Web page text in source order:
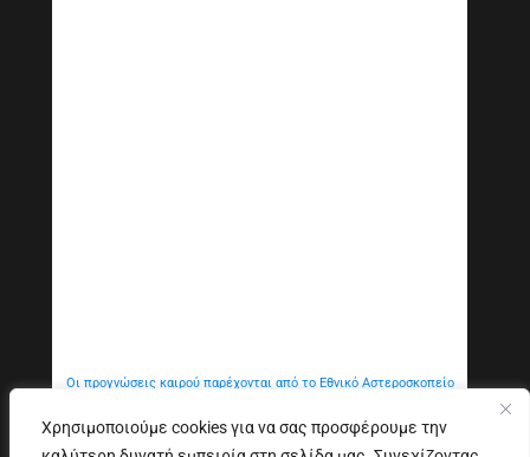
Χρησιμοποιούμε cookies για να σας προσφέρουμε την
Οι προγνώσεις καιρού παρέχονται από το Εθνικό Αστεροσκοπείο